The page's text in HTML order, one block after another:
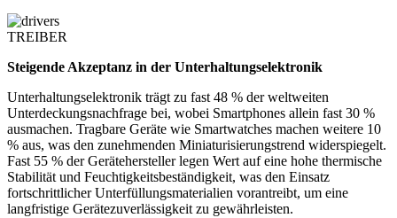
TREIBER
Steigende Akzeptanz in der Unterhaltungselektronik
Unterhaltungselektronik trägt zu fast 48 % der weltweiten
Unterdeckungsnachfrage bei, wobei Smartphones allein fast 30 %
ausmachen. Tragbare Geräte wie Smartwatches machen weitere 10
% aus, was den zunehmenden Miniaturisierungstrend widerspiegelt.
Fast 55 % der Gerätehersteller legen Wert auf eine hohe thermische
Stabilität und Feuchtigkeitsbeständigkeit, was den Einsatz
fortschrittlicher Unterfüllungsmaterialien vorantreibt, um eine
langfristige Gerätezuverlässigkeit zu gewährleisten.